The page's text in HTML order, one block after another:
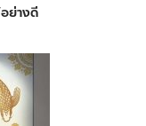
ย่างดี